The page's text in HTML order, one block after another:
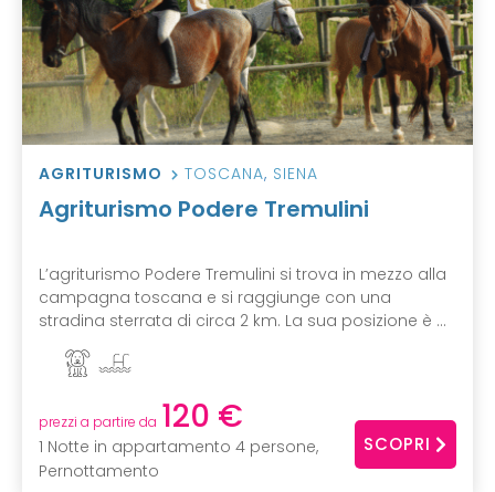
AGRITURISMO TOSCANA, SIENA
Agriturismo Podere Tremulini
L’agriturismo Podere Tremulini si trova in mezzo alla
campagna toscana e si raggiunge con una
stradina sterrata di circa 2 km. La sua posizione è ...
prezzi a partire da 120 €
1 Notte in appartamento 4 persone,
Pernottamento
SCOPRI